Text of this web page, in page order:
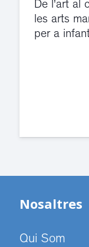
El servei
violència
Nosaltres
Qui Som